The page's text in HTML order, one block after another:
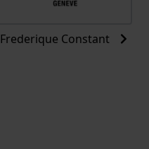
Frederique Constant